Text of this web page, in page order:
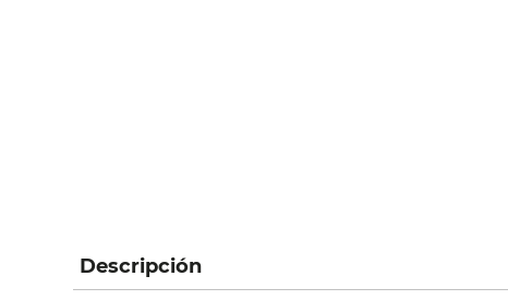
Descripción